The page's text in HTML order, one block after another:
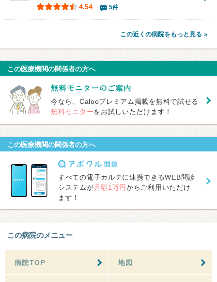
4.54 5件
この近くの病院をもっと見る »
この医療機関の関係者の方へ
今なら、Calooプレミアム掲載を無料で試せる
無料モニターをお試しいただけます！
この医療機関の関係者の方へ
すべての電子カルテに連携できるWEB問診
システムが 月額1万円からご利用いただけ
ます！
この病院のメニュー
病院TOP 地図